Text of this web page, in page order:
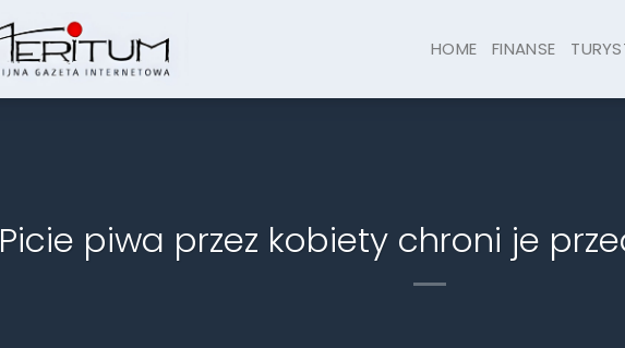
HOME FINANSE
Picie piwa przez kobiety chroni je